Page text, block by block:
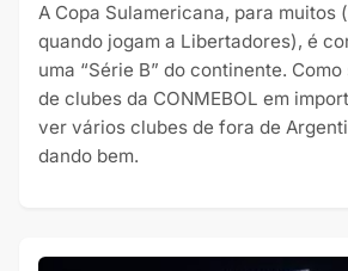
A Copa Sulamericana, para muitos
quando jogam a Libertadores), é
uma “Série B” do continente.
de clubes da CONMEBOL em
ver vários clubes de fora de
dando bem.